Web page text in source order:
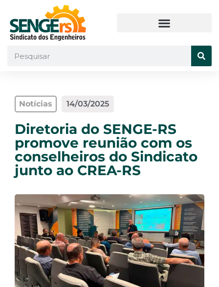
Notícias 14/03/2025
Diretoria do SENGE-RS
promove reunião com os
conselheiros do Sindicato
junto ao CREA-RS